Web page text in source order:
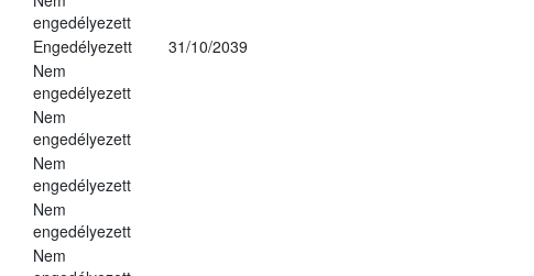
engedélyezett
Engedélyezett
31/10/2039
Nem
engedélyezett
Nem
engedélyezett
Nem
engedélyezett
Nem
engedélyezett
Nem